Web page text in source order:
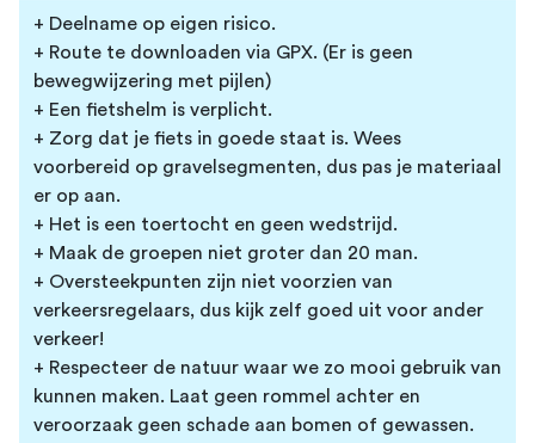
+ Deelname op eigen risico.
+ Route te downloaden via GPX. (Er is geen
bewegwijzering met pijlen)
+ Een fietshelm is verplicht.
+ Zorg dat je fiets in goede staat is. Wees
voorbereid op gravelsegmenten, dus pas je materiaal
er op aan.
+ Het is een toertocht en geen wedstrijd.
+ Maak de groepen niet groter dan 20 man.
+ Oversteekpunten zijn niet voorzien van
verkeersregelaars, dus kijk zelf goed uit voor ander
verkeer!
+ Respecteer de natuur waar we zo mooi gebruik van
kunnen maken. Laat geen rommel achter en
veroorzaak geen schade aan bomen of gewassen.